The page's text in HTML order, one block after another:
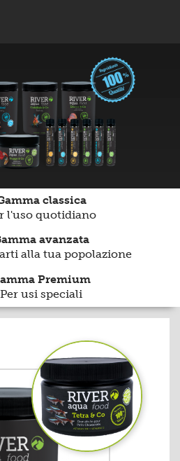
classica
l'uso quotidiano
avanzata
alla tua popolazione
Premium
Per usi speciali